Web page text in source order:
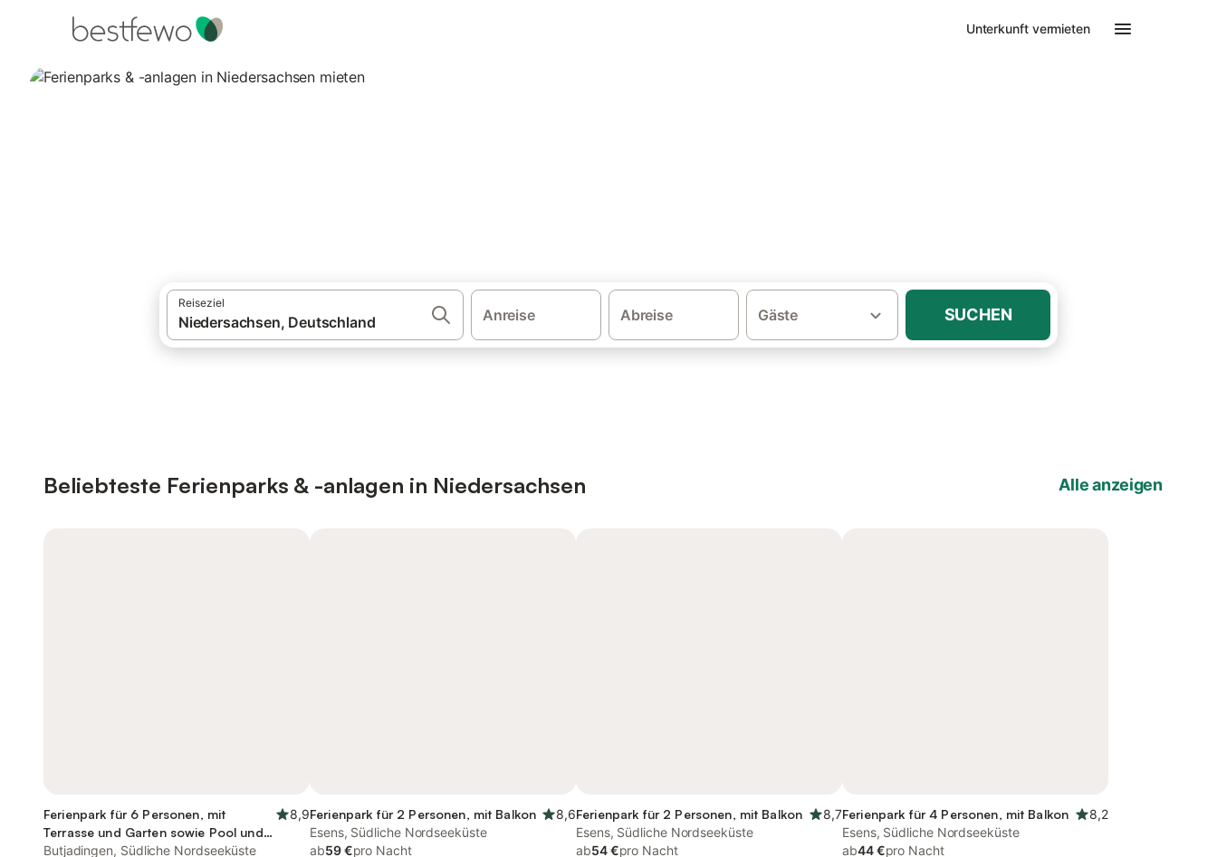
Unterkunft vermieten
Reiseziel
Anreise Abreise Gäste SUCHEN
Beliebteste Ferienparks & -anlagen in Niedersachsen Alle anzeigen
Ferienpark für 6 Personen, mit
Terrasse und Garten sowie Pool und
Sauna
8,9
Butjadingen, Südliche Nordseeküste
Ferienpark für 2 Personen, mit Balkon
8,6
Esens, Südliche Nordseeküste
ab59 €pro Nacht
Ferienpark für 2 Personen, mit Balkon
8,7
Esens, Südliche Nordseeküste
ab54 €pro Nacht
Ferienpark für 4 Personen, mit Balkon
8,2
Esens, Südliche Nordseeküste
ab44 €pro Nacht